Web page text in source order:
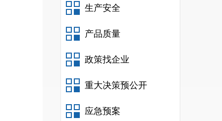
生产安全
产品质量
政策找企业
重大决策预公开
应急预案